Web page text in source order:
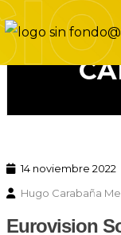
14 noviembre 2022
Hugo Carabaña
Eurovision